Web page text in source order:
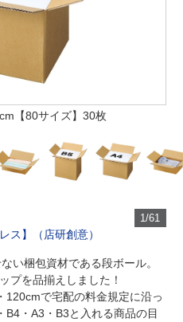
【80サイズ】30枚
1/61
ス】（店研創意）
い梱包資材である段ボール。
プを品揃えしました！
で宅配の料金規定に沿っ
・A3・B3と入れる商品の目